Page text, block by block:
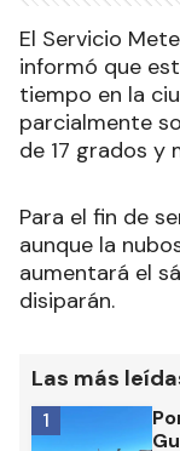
El Servicio
informó que
tiempo en la
parcialmente
de 17 grados y
Para el fin de
aunque la
aumentará el
disiparán.
Las más
1